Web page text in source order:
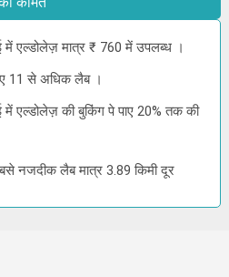
में एल्डोलेज़ मात्र ₹ 760 में उपलब्ध ।
11 से अधिक लैब ।
में एल्डोलेज़ की बुकिंग पे पाए 20% तक की
नजदीक लैब मात्र 3.89 किमी दूर